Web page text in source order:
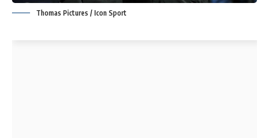
Thomas Pictures / Icon Sport